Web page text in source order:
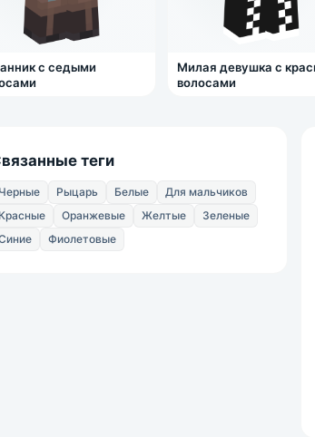
с седыми
Милая девушка с
волосами
теги
Черные Рыцарь Белые
Для мальчиков
Красные
Оранжевые Желтые
Зеленые
Фиолетовые